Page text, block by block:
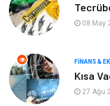
Emlak
Mobilya
Eğitim Kurumları
08 May
FINANS &
Kısa
27 Ağu